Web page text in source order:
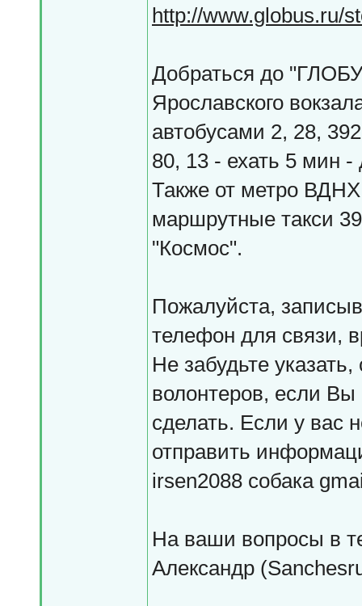
http://www.globus.ru/
Добраться до
Ярославского
автобусами 2, 28,
80, 13 - ехать 5 мин
Также от метро ВДНХ
маршрутные такси
"Космос".
Пожалуйста,
телефон для связи,
Не забудьте
волонтеров, если Вы
сделать. Если у вас
отправить
irsen2088 собака
На ваши вопросы в
Александр